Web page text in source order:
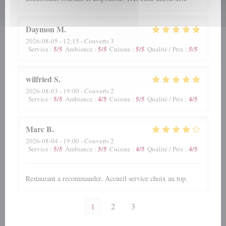
DaymonM
2026-08-05 - 12:15 - Couverts 3
Service : 5/5 Ambiance : 5/5 Cuisine : 5/5 Qualité / Prix : 5/5
wilfriedS
2026-08-03 - 19:00 - Couverts 2
Service : 5/5 Ambiance : 4/5 Cuisine : 5/5 Qualité / Prix : 4/5
MarcB
2026-08-04 - 19:00 - Couverts 2
Service : 5/5 Ambiance : 5/5 Cuisine : 4/5 Qualité / Prix : 4/5
Restaurant a recommander. Accueil service choix au top.
1 2 3